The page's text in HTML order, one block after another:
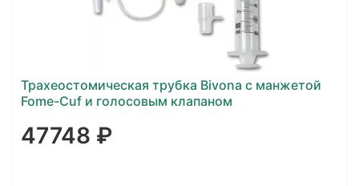
Трахеостомическая трубка Bivona с манжетой
Fome-Cuf и голосовым клапаном
47748 ₽